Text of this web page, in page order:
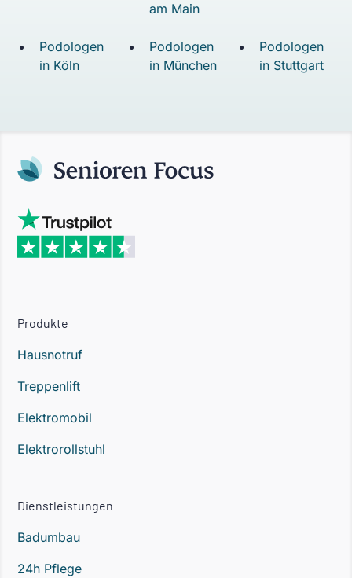
am Main
Podologen
in Köln
Podologen
in München
Podologen
in Stuttgart
Produkte
Hausnotruf
Treppenlift
Elektromobil
Elektrorollstuhl
Dienstleistungen
Badumbau
24h Pflege